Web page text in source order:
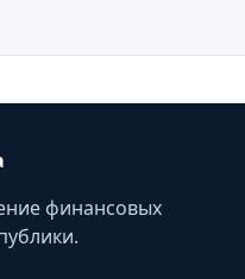
финансовых